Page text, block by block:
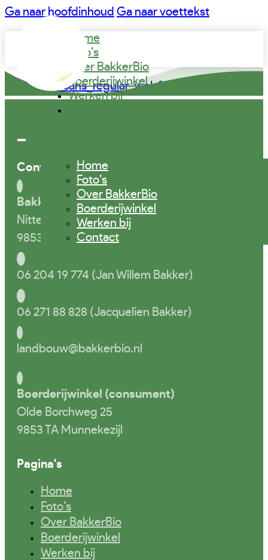
Ga naar hoofdinhoud Ga naar voettekst
Home
Foto’s
Over BakkerBio
Boerderijwinkel
Werken bij
Home
Foto’s
Over BakkerBio
Boerderijwinkel
Werken bij
Contact
product_sans_regular-webfont
Contactgegevens
BakkerBio
Nittersweg 1
9853 TE Munnekezijl
06 204 19 774 (Jan Willem Bakker)
06 271 88 828 (Jacquelien Bakker)
landbouw@bakkerbio.nl
Boerderijwinkel (consument)
Olde Borchweg 25
9853 TA Munnekezijl
Pagina's
Home
Foto’s
Over BakkerBio
Boerderijwinkel
Werken bij